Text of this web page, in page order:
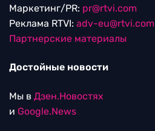
Маркетинг/PR: pr@rtvi.com
Реклама RTVI: adv-eu@rtvi.com
Партнерские материалы
Достойные новости
Мы в Дзен.Новостях
и Google.News